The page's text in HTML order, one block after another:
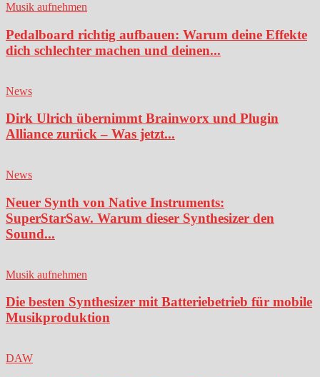
Musik aufnehmen
Pedalboard richtig aufbauen: Warum deine Effekte
dich schlechter machen und deinen...
News
Dirk Ulrich übernimmt Brainworx und Plugin
Alliance zurück – Was jetzt...
News
Neuer Synth von Native Instruments:
SuperStarSaw. Warum dieser Synthesizer den
Sound...
Musik aufnehmen
Die besten Synthesizer mit Batteriebetrieb für mobile
Musikproduktion
DAW